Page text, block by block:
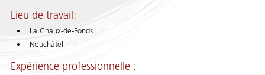
Lieu de travail:
La Chaux-de-Fonds
Neuchâtel
Expérience professionnelle :